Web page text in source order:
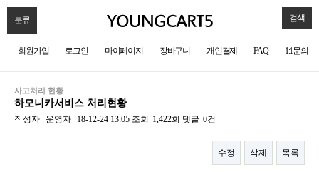
분류 검색
회원가입 로그인 마이페이지 장바구니 개인결제 FAQ 1:1문의
사고처리 현황
하모니카서비스 처리현황
작성자 운영자 18-12-24 13:05 조회 1,422회 댓글 0건
수정 삭제 목록